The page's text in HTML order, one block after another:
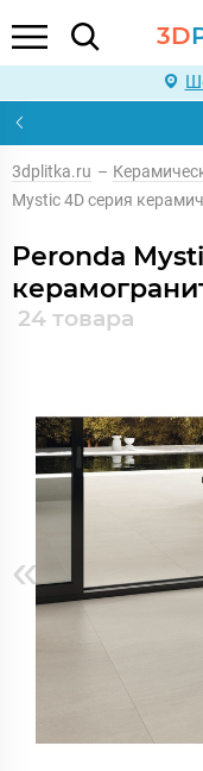
3D
3dplitka.ru –
Mystic 4D серия
Peronda
24 товара
«